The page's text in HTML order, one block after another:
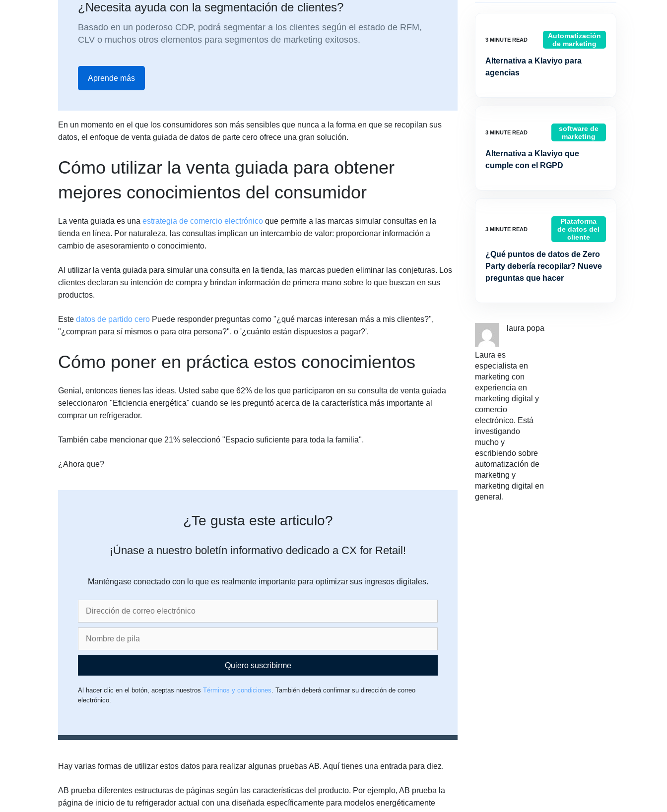
¿Necesita ayuda con la segmentación de clientes?
Basado en un poderoso CDP, podrá segmentar a los clientes según el estado de RFM,
CLV o muchos otros elementos para segmentos de marketing exitosos.
Aprende más
En un momento en el que los consumidores son más sensibles que nunca a la forma en que se recopilan sus
datos, el enfoque de venta guiada de datos de parte cero ofrece una gran solución.
Cómo utilizar la venta guiada para obtener
mejores conocimientos del consumidor
La venta guiada es una estrategia de comercio electrónico que permite a las marcas simular consultas en la
tienda en línea. Por naturaleza, las consultas implican un intercambio de valor: proporcionar información a
cambio de asesoramiento o conocimiento.
Al utilizar la venta guiada para simular una consulta en la tienda, las marcas pueden eliminar las conjeturas. Los
clientes declaran su intención de compra y brindan información de primera mano sobre lo que buscan en sus
productos.
Este datos de partido cero Puede responder preguntas como "¿qué marcas interesan más a mis clientes?",
"¿compran para sí mismos o para otra persona?". o '¿cuánto están dispuestos a pagar?'.
Cómo poner en práctica estos conocimientos
Genial, entonces tienes las ideas. Usted sabe que 62% de los que participaron en su consulta de venta guiada
seleccionaron "Eficiencia energética" cuando se les preguntó acerca de la característica más importante al
comprar un refrigerador.
También cabe mencionar que 21% seleccionó "Espacio suficiente para toda la familia".
¿Ahora que?
¿Te gusta este articulo?
¡Únase a nuestro boletín informativo dedicado a CX for Retail!
Manténgase conectado con lo que es realmente importante para optimizar sus ingresos digitales.
Quiero suscribirme
Al hacer clic en el botón, aceptas nuestrosTérminos y condiciones . También deberá confirmar su dirección de correo
electrónico.
Hay varias formas de utilizar estos datos para realizar algunas pruebas AB. Aquí tienes una entrada para diez.
AB prueba diferentes estructuras de páginas según las características del producto. Por ejemplo, AB prueba la
página de inicio de tu refrigerador actual con una diseñada específicamente para modelos energéticamente
Automatización
de marketing
Alternativa a Klaviyo para
agencias
software de
marketing
Alternativa a Klaviyo que
cumple con el RGPD
Plataforma
de datos del
cliente
¿Qué puntos de datos de Zero
Party debería recopilar? Nueve
preguntas que hacer
laura popa
Laura es
especialista en
marketing con
experiencia en
marketing digital y
comercio
electrónico. Está
investigando
mucho y
escribiendo sobre
automatización de
marketing y
marketing digital en
general.